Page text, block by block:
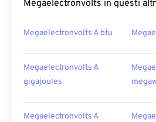
Megaelectronvolts in questi
Megaelectronvolts A btu
Megaelectronvolts A
gigajoules
Megaelectronvolts A